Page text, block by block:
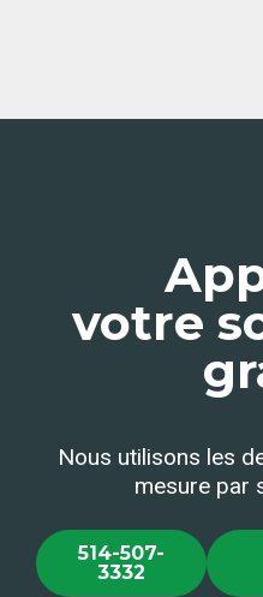
votre
Nous utilisons les
mesure par
514-507-
3332